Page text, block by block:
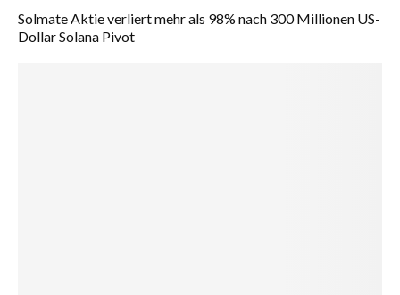
Solmate Aktie verliert mehr als 98% nach 300 Millionen US-
Dollar Solana Pivot